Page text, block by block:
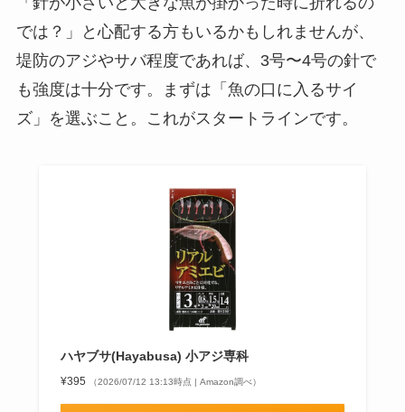
では？」と心配する方もいるかもしれませんが、
堤防のアジやサバ程度であれば、3号〜4号の針で
も強度は十分です。まずは「魚の口に入るサイ
ズ」を選ぶこと。これがスタートラインです。
ハヤブサ(Hayabusa) 小アジ専科
¥395 （2026/07/12 13:13時点 | Amazon調べ）